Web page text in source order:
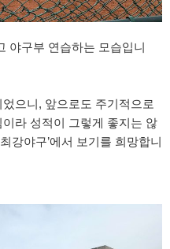
야구부 연습하는 모습입니
으니, 앞으로도 주기적으로
라 성적이 그렇게 좋지는 않
강야구’에서 보기를 희망합니